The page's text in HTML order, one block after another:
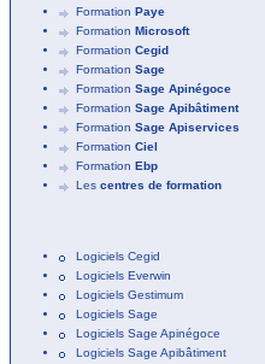
Formation Paye
Formation Microsoft
Formation Cegid
Formation Sage
Formation Sage Apinégoce
Formation Sage Apibâtiment
Formation Sage Apiservices
Formation Ciel
Formation Ebp
Les centres de formation
Logiciels Cegid
Logiciels Everwin
Logiciels Gestimum
Logiciels Sage
Logiciels Sage Apinégoce
Logiciels Sage Apibâtiment